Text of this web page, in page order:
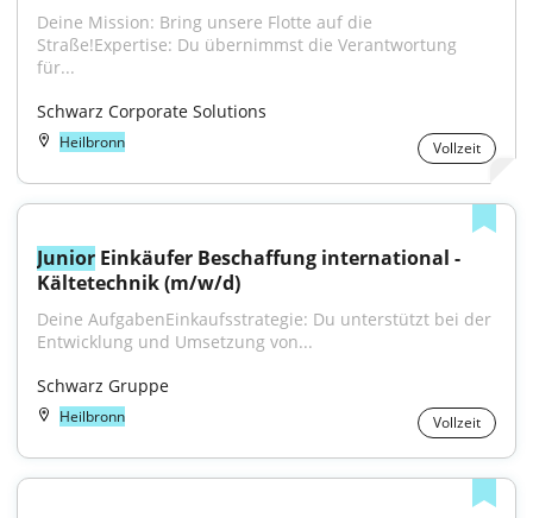
Deine Mission: Bring unsere Flotte auf die
Straße!Expertise: Du übernimmst die Verantwortung
für...
Schwarz Corporate Solutions
Heilbronn Vollzeit
Junior Einkäufer Beschaffung international -
Kältetechnik (m/w/d)
Deine AufgabenEinkaufsstrategie: Du unterstützt bei der
Entwicklung und Umsetzung von...
Schwarz Gruppe
Heilbronn Vollzeit